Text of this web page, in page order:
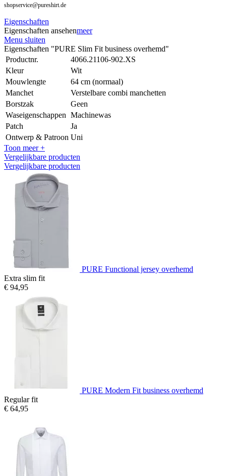
shopservice@pureshirt.de
Eigenschaften
Eigenschaften ansehenmeer
Menu sluiten
Eigenschaften "PURE Slim Fit business overhemd"
Productnr.
4066.21106-902.XS
Kleur
Wit
Mouwlengte
64 cm (normaal)
Manchet
Verstelbare combi manchetten
Borstzak
Geen
Waseigenschappen Machinewas
Patch
Ja
Ontwerp & Patroon Uni
Toon meer +
Vergelijkbare producten
Vergelijkbare producten
PURE Functional jersey overhemd
Extra slim fit
€ 94,95
PURE Modern Fit business overhemd
Regular fit
€ 64,95